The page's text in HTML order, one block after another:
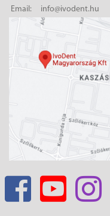
Email:
info@ivodent.hu